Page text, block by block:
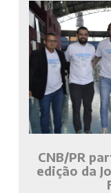
CNB/PR
edição da